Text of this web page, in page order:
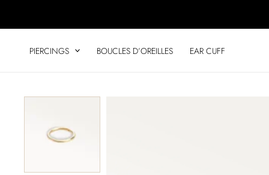
au
PIERCINGS BOUCLES D’OREILLES EAR CUFF